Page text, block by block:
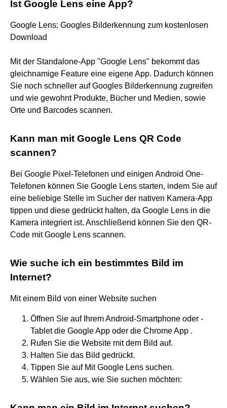
Ist Google Lens eine App?
Google Lens: Googles Bilderkennung zum kostenlosen
Download
Mit der Standalone-App "Google Lens" bekommt das
gleichnamige Feature eine eigene App. Dadurch können
Sie noch schneller auf Googles Bilderkennung zugreifen
und wie gewohnt Produkte, Bücher und Medien, sowie
Orte und Barcodes scannen.
Kann man mit Google Lens QR Code
scannen?
Bei Google Pixel-Telefonen und einigen Android One-
Telefonen können Sie Google Lens starten, indem Sie auf
eine beliebige Stelle im Sucher der nativen Kamera-App
tippen und diese gedrückt halten, da Google Lens in die
Kamera integriert ist. Anschließend können Sie den QR-
Code mit Google Lens scannen.
Wie suche ich ein bestimmtes Bild im
Internet?
Mit einem Bild von einer Website suchen
Öffnen Sie auf Ihrem Android-Smartphone oder -
Tablet die Google App oder die Chrome App .
Rufen Sie die Website mit dem Bild auf.
Halten Sie das Bild gedrückt.
Tippen Sie auf Mit Google Lens suchen.
Wählen Sie aus, wie Sie suchen möchten: